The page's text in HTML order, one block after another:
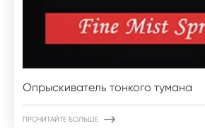
Опрыскиватель тонкого тумана
ПРОЧИТАЙТЕ БОЛЬШЕ 